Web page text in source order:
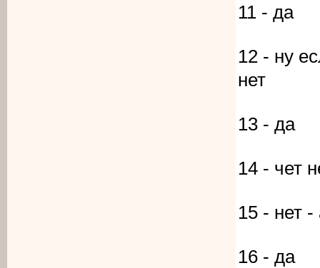
11 - да
12 - ну
нет
13 - да
14 - чет
15 - нет -
16 - да